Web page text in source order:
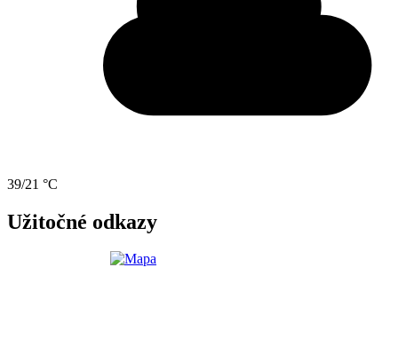
39/21 °C
Užitočné odkazy